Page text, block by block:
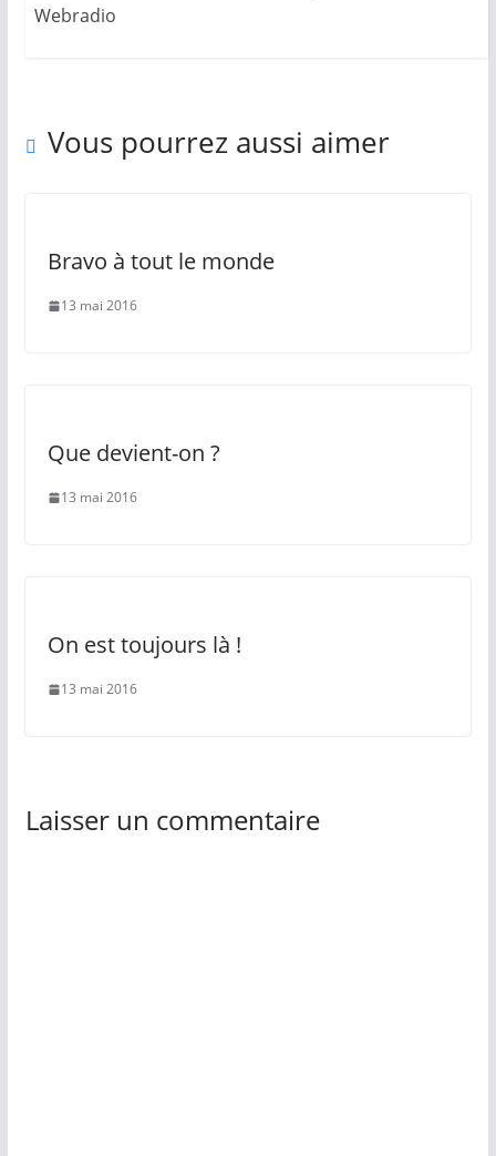
Webradio
Vous pourrez aussi aimer
Bravo à tout le monde
13 mai 2016
Que devient-on ?
13 mai 2016
On est toujours là !
13 mai 2016
Laisser un commentaire